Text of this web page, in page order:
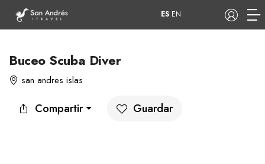
Tours Apartamentos
ES EN
Buceo Scuba Diver
san andres islas
Compartir Guardar